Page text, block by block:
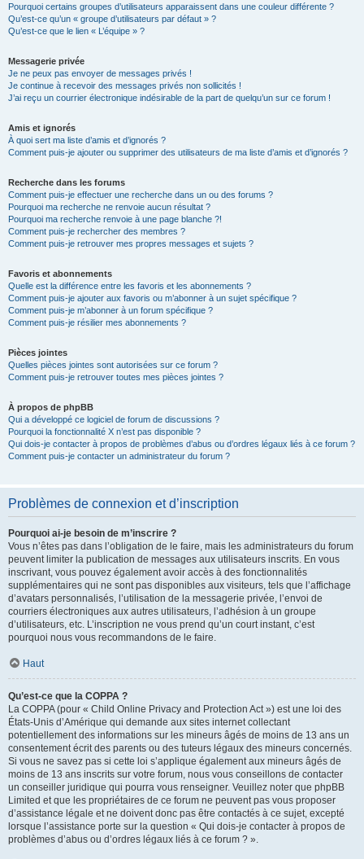
Pourquoi certains groupes d’utilisateurs apparaissent dans une couleur différente ?
Qu’est-ce qu’un « groupe d’utilisateurs par défaut » ?
Qu’est-ce que le lien « L’équipe » ?
Messagerie privée
Je ne peux pas envoyer de messages privés !
Je continue à recevoir des messages privés non sollicités !
J’ai reçu un courrier électronique indésirable de la part de quelqu’un sur ce forum !
Amis et ignorés
À quoi sert ma liste d’amis et d’ignorés ?
Comment puis-je ajouter ou supprimer des utilisateurs de ma liste d’amis et d’ignorés ?
Recherche dans les forums
Comment puis-je effectuer une recherche dans un ou des forums ?
Pourquoi ma recherche ne renvoie aucun résultat ?
Pourquoi ma recherche renvoie à une page blanche ?!
Comment puis-je rechercher des membres ?
Comment puis-je retrouver mes propres messages et sujets ?
Favoris et abonnements
Quelle est la différence entre les favoris et les abonnements ?
Comment puis-je ajouter aux favoris ou m’abonner à un sujet spécifique ?
Comment puis-je m’abonner à un forum spécifique ?
Comment puis-je résilier mes abonnements ?
Pièces jointes
Quelles pièces jointes sont autorisées sur ce forum ?
Comment puis-je retrouver toutes mes pièces jointes ?
À propos de phpBB
Qui a développé ce logiciel de forum de discussions ?
Pourquoi la fonctionnalité X n’est pas disponible ?
Qui dois-je contacter à propos de problèmes d’abus ou d’ordres légaux liés à ce forum ?
Comment puis-je contacter un administrateur du forum ?
Problèmes de connexion et d’inscription
Pourquoi ai-je besoin de m’inscrire ?
Vous n’êtes pas dans l’obligation de le faire, mais les administrateurs du forum
peuvent limiter la publication de messages aux utilisateurs inscrits. En vous
inscrivant, vous pouvez également avoir accès à des fonctionnalités
supplémentaires qui ne sont pas disponibles aux visiteurs, tels que l’affichage
d’avatars personnalisés, l’utilisation de la messagerie privée, l’envoi de
courriers électroniques aux autres utilisateurs, l’adhésion à un groupe
d’utilisateurs, etc. L’inscription ne vous prend qu’un court instant, c’est
pourquoi nous vous recommandons de le faire.
Haut
Qu’est-ce que la COPPA ?
La COPPA (pour « Child Online Privacy and Protection Act ») est une loi des
États-Unis d’Amérique qui demande aux sites internet collectant
potentiellement des informations sur les mineurs âgés de moins de 13 ans un
consentement écrit des parents ou des tuteurs légaux des mineurs concernés.
Si vous ne savez pas si cette loi s’applique également aux mineurs âgés de
moins de 13 ans inscrits sur votre forum, nous vous conseillons de contacter
un conseiller juridique qui pourra vous renseigner. Veuillez noter que phpBB
Limited et que les propriétaires de ce forum ne peuvent pas vous proposer
d’assistance légale et ne doivent donc pas être contactés à ce sujet, excepté
lorsque l’assistance porte sur la question « Qui dois-je contacter à propos de
problèmes d’abus ou d’ordres légaux liés à ce forum ? ».